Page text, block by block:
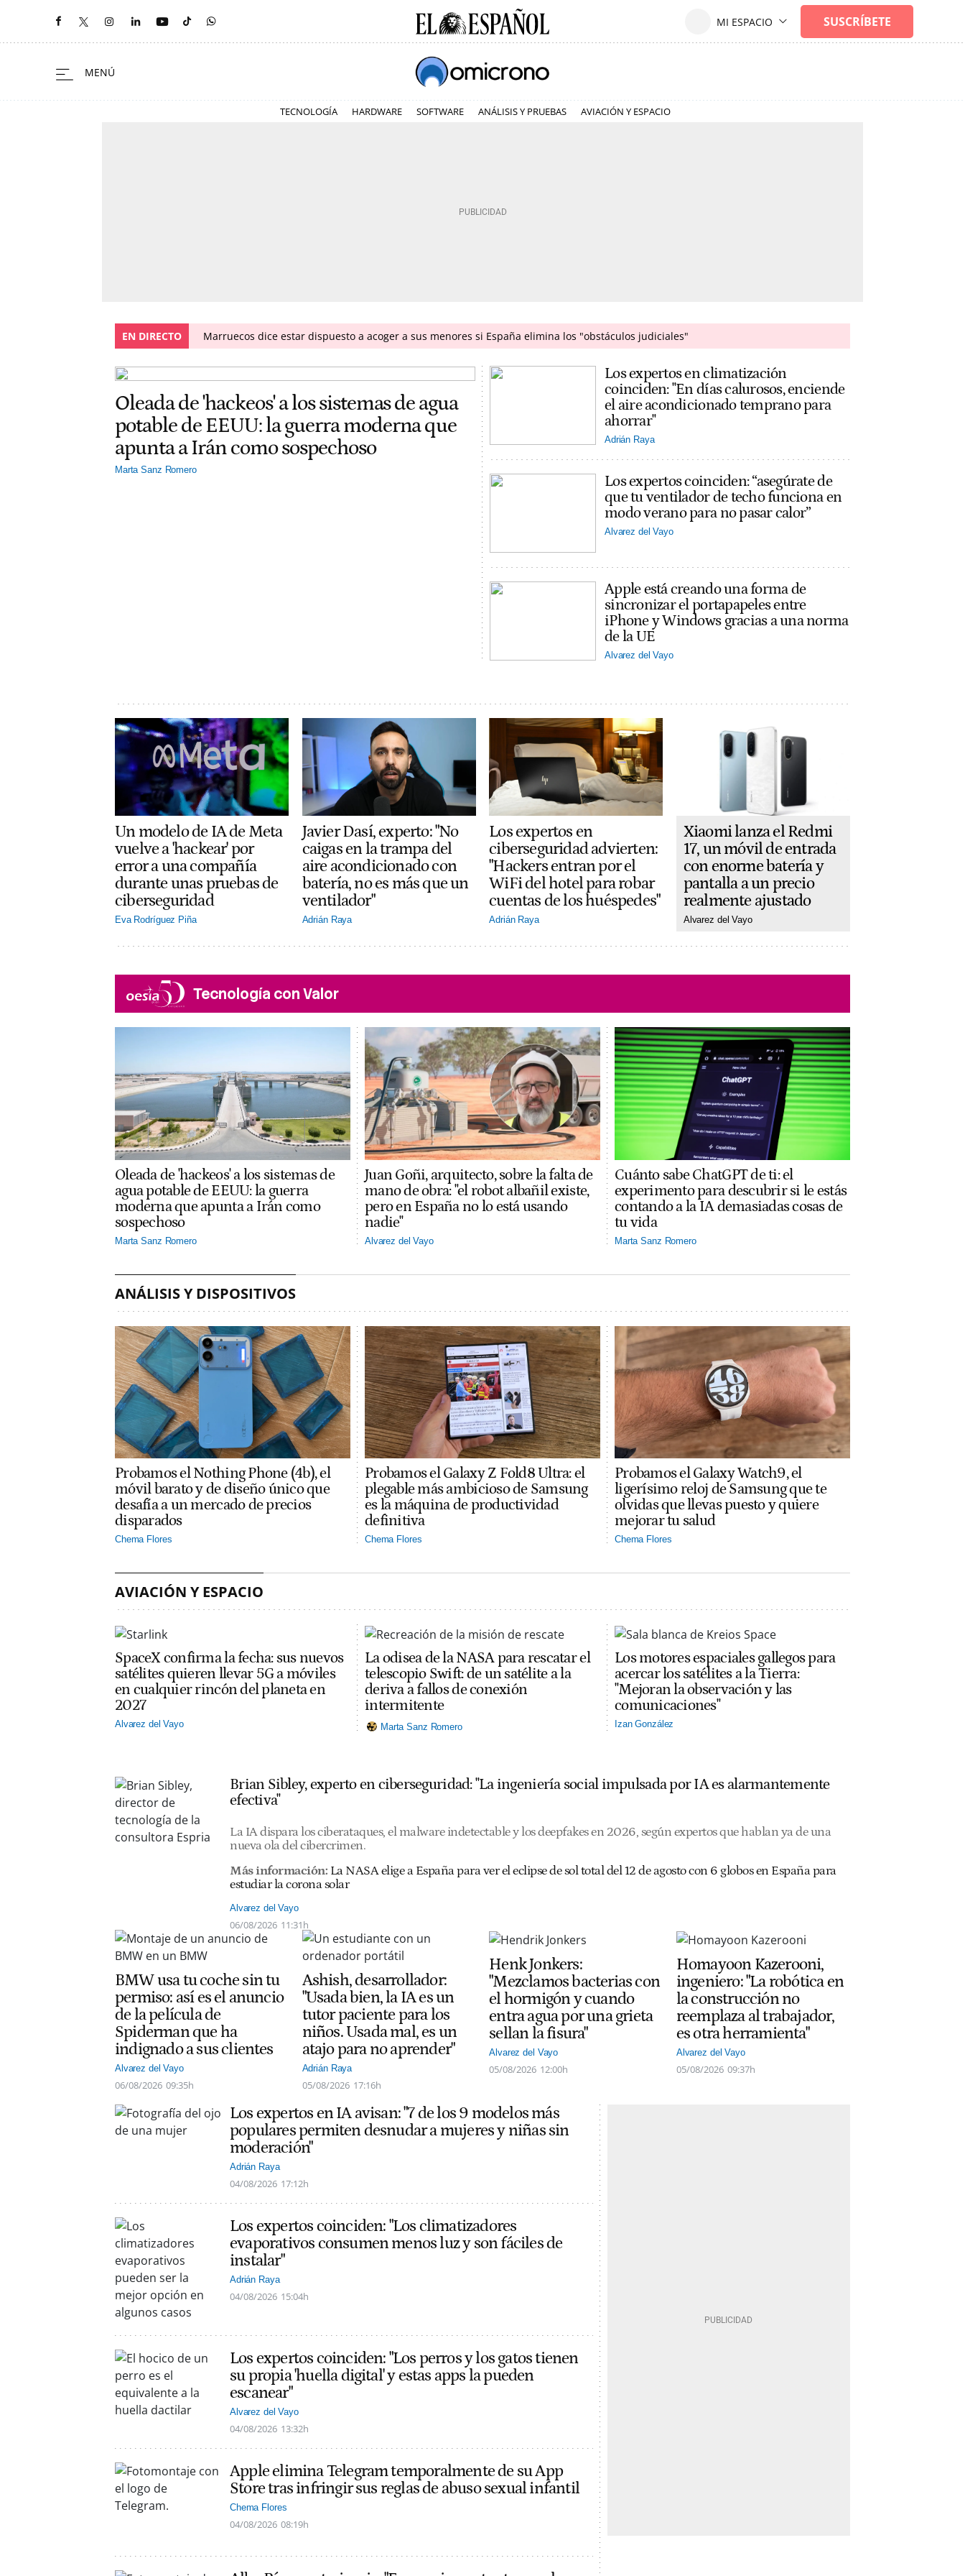
TECNOLOGÍA HARDWARE SOFTWARE ANÁLISIS Y PRUEBAS AVIACIÓN Y ESPACIO
EN DIRECTO Marruecos dice estar dispuesto a acoger a sus menores si España elimina los "obstáculos judiciales"
Oleada de 'hackeos' a los sistemas de agua
potable de EEUU: la guerra moderna que
apunta a Irán como sospechoso
Marta Sanz Romero
Los expertos en climatización
coinciden: "En días calurosos, enciende
el aire acondicionado temprano para
ahorrar"
Adrián Raya
Los expertos coinciden: “asegúrate de
que tu ventilador de techo funciona en
modo verano para no pasar calor”
Alvarez del Vayo
Apple está creando una forma de
sincronizar el portapapeles entre
iPhone y Windows gracias a una norma
de la UE
Alvarez del Vayo
Un modelo de IA de Meta
vuelve a 'hackear' por
error a una compañía
durante unas pruebas de
ciberseguridad
Eva Rodríguez Piña
Javier Dasí, experto: "No
caigas en la trampa del
aire acondicionado con
batería, no es más que un
ventilador"
Adrián Raya
Los expertos en
ciberseguridad advierten:
"Hackers entran por el
WiFi del hotel para robar
cuentas de los huéspedes"
Adrián Raya
Xiaomi lanza el Redmi
17, un móvil de entrada
con enorme batería y
pantalla a un precio
realmente ajustado
Alvarez del Vayo
Tecnología con Valor
Oleada de 'hackeos' a los sistemas de
agua potable de EEUU: la guerra
moderna que apunta a Irán como
sospechoso
Marta Sanz Romero
Juan Goñi, arquitecto, sobre la falta de
mano de obra: "el robot albañil existe,
pero en España no lo está usando
nadie"
Alvarez del Vayo
Cuánto sabe ChatGPT de ti: el
experimento para descubrir si le estás
contando a la IA demasiadas cosas de
tu vida
Marta Sanz Romero
ANÁLISIS Y DISPOSITIVOS
Probamos el Nothing Phone (4b), el
móvil barato y de diseño único que
desafía a un mercado de precios
disparados
Chema Flores
Probamos el Galaxy Z Fold8 Ultra: el
plegable más ambicioso de Samsung
es la máquina de productividad
definitiva
Chema Flores
Probamos el Galaxy Watch9, el
ligerísimo reloj de Samsung que te
olvidas que llevas puesto y quiere
mejorar tu salud
Chema Flores
AVIACIÓN Y ESPACIO
SpaceX confirma la fecha: sus nuevos
satélites quieren llevar 5G a móviles
en cualquier rincón del planeta en
2027
Alvarez del Vayo
La odisea de la NASA para rescatar el
telescopio Swift: de un satélite a la
deriva a fallos de conexión
intermitente
Marta Sanz Romero
Los motores espaciales gallegos para
acercar los satélites a la Tierra:
"Mejoran la observación y las
comunicaciones"
Izan González
Brian Sibley, experto en ciberseguridad: "La ingeniería social impulsada por IA es alarmantemente
efectiva"
La IA dispara los ciberataques, el malware indetectable y los deepfakes en 2026, según expertos que hablan ya de una
nueva ola del cibercrimen.
Más información: La NASA elige a España para ver el eclipse de sol total del 12 de agosto con 6 globos en España para
estudiar la corona solar
Alvarez del Vayo
06/08/2026 11:31h
BMW usa tu coche sin tu
permiso: así es el anuncio
de la película de
Spiderman que ha
indignado a sus clientes
Alvarez del Vayo
06/08/2026 09:35h
Ashish, desarrollador:
"Usada bien, la IA es un
tutor paciente para los
niños. Usada mal, es un
atajo para no aprender"
Adrián Raya
05/08/2026 17:16h
Henk Jonkers:
"Mezclamos bacterias con
el hormigón y cuando
entra agua por una grieta
sellan la fisura"
Alvarez del Vayo
05/08/2026 12:00h
Homayoon Kazerooni,
ingeniero: "La robótica en
la construcción no
reemplaza al trabajador,
es otra herramienta"
Alvarez del Vayo
05/08/2026 09:37h
Los expertos en IA avisan: "7 de los 9 modelos más
populares permiten desnudar a mujeres y niñas sin
moderación"
Adrián Raya
04/08/2026 17:12h
Los expertos coinciden: "Los climatizadores
evaporativos consumen menos luz y son fáciles de
instalar"
Adrián Raya
04/08/2026 15:04h
Los expertos coinciden: "Los perros y los gatos tienen
su propia 'huella digital' y estas apps la pueden
escanear"
Alvarez del Vayo
04/08/2026 13:32h
Apple elimina Telegram temporalmente de su App
Store tras infringir sus reglas de abuso sexual infantil
Chema Flores
04/08/2026 08:19h